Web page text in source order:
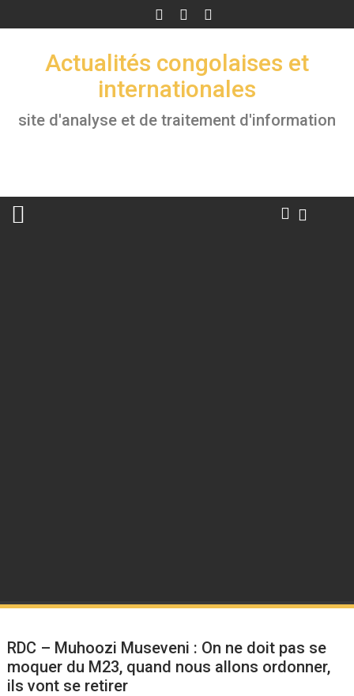
to
Actualités congolaises et
internationales
site d'analyse et de traitement d'information
RDC – Muhoozi Museveni : On ne doit pas se
moquer du M23, quand nous allons ordonner,
ils vont se retirer